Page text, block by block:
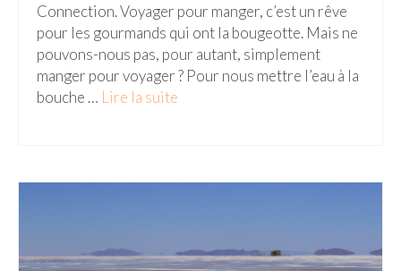
Pérou
Lac Titicaca
Machu Picchu
Guilin & Yangshuo
Connection. Voyager pour manger, c’est un rêve
pour les gourmands qui ont la bougeotte. Mais ne
pouvons-nous pas, pour autant, simplement
manger pour voyager ? Pour nous mettre l’eau à la
bouche … Lire la suite­­